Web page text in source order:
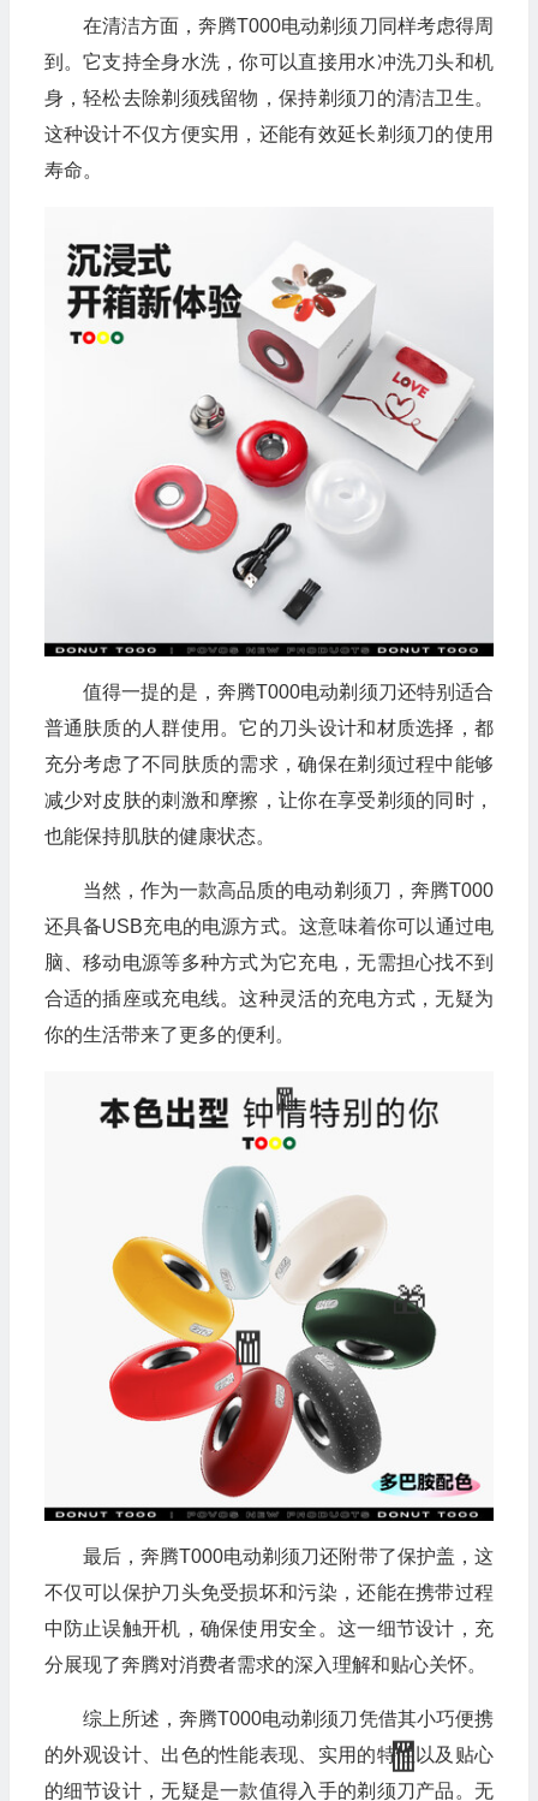
在清洁方面，奔腾T000电动剃须刀同样考虑得周
到。它支持全身水洗，你可以直接用水冲洗刀头和机
身，轻松去除剃须残留物，保持剃须刀的清洁卫生。
这种设计不仅方便实用，还能有效延长剃须刀的使用
寿命。
值得一提的是，奔腾T000电动剃须刀还特别适合
普通肤质的人群使用。它的刀头设计和材质选择，都
充分考虑了不同肤质的需求，确保在剃须过程中能够
减少对皮肤的刺激和摩擦，让你在享受剃须的同时，
也能保持肌肤的健康状态。
当然，作为一款高品质的电动剃须刀，奔腾T000
还具备USB充电的电源方式。这意味着你可以通过电
脑、移动电源等多种方式为它充电，无需担心找不到
合适的插座或充电线。这种灵活的充电方式，无疑为
你的生活带来了更多的便利。
最后，奔腾T000电动剃须刀还附带了保护盖，这
不仅可以保护刀头免受损坏和污染，还能在携带过程
中防止误触开机，确保使用安全。这一细节设计，充
分展现了奔腾对消费者需求的深入理解和贴心关怀。
综上所述，奔腾T000电动剃须刀凭借其小巧便携
的外观设计、出色的性能表现、实用的特性以及贴心
的细节设计，无疑是一款值得入手的剃须刀产品。无